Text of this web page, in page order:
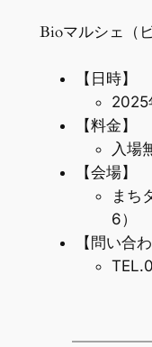
Bioマルシェ（
【日時】
2025
【料金】
入場
【会場】
まち
6）
【問い合わ